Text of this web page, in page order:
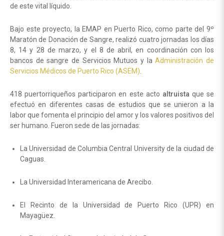
de este vital líquido.
Bajo este proyecto, la EMAP en Puerto Rico, como parte del 9º
Maratón de Donación de Sangre, realizó cuatro jornadas los días
8, 14 y 28 de marzo, y el 8 de abril, en coordinación con los
bancos de sangre de Servicios Mutuos y laAdministración de
Servicios Médicos de Puerto Rico (ASEM)
418 puertorriqueños participaron en este acto altruista que se
efectuó en diferentes casas de estudios que se unieron a la
labor que fomenta el principio del amor y los valores positivos del
ser humano. Fueron sede de las jornadas:
La Universidad de Columbia Central University de la ciudad de
Caguas.
La Universidad Interamericana de Arecibo.
El Recinto de la Universidad de Puerto Rico (UPR) en
Mayagüez.